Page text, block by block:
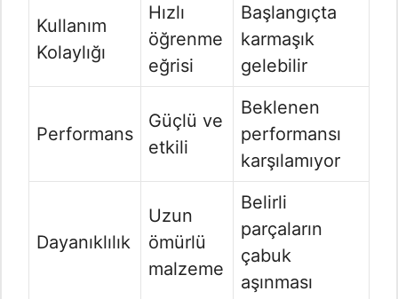
Kullanım
Kolaylığı
Hızlı
öğrenme
eğrisi
Başlangıçta
karmaşık
gelebilir
Performans
Güçlü ve
etkili
Beklenen
performansı
karşılamıyor
Dayanıklılık
Uzun
ömürlü
malzeme
Belirli
parçaların
çabuk
aşınması